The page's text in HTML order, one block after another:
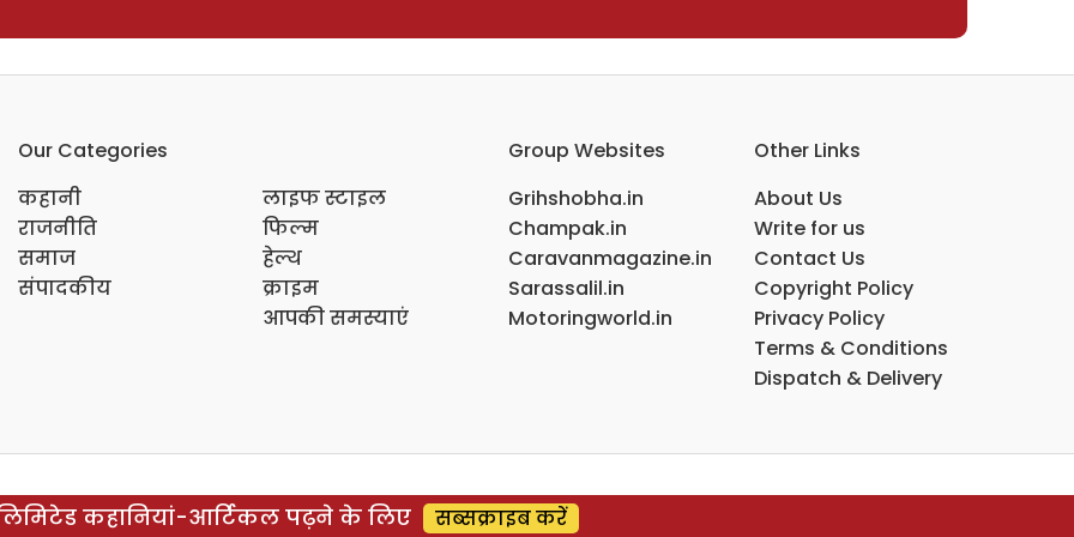
Our Categories
कहानी
राजनीति
समाज
संपादकीय
लाइफ स्टाइल
फिल्म
हेल्थ
क्राइम
आपकी समस्याएं
Group Websites
Grihshobha.in
Champak.in
Caravanmagazine.in
Sarassalil.in
Motoringworld.in
Other Links
About Us
Write for us
Contact Us
Copyright Policy
Privacy Policy
Terms & Conditions
Dispatch & Delivery
कहानियां-आर्टिकल पढ़ने के लिए सब्सक्राइब करें